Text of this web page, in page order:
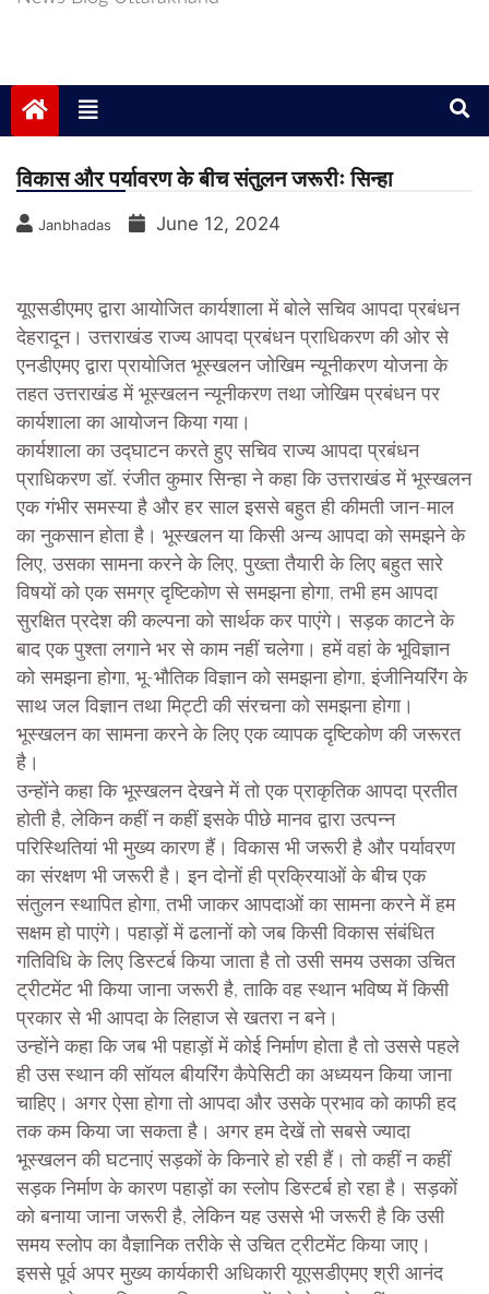
विकास और पर्यावरण के बीच संतुलन जरूरीः सिन्हा
Janbhadas June 12, 2024
यूएसडीएमए द्वारा आयोजित कार्यशाला में बोले सचिव आपदा प्रबंधन
देहरादून। उत्तराखंड राज्य आपदा प्रबंधन प्राधिकरण की ओर से
एनडीएमए द्वारा प्रायोजित भूस्खलन जोखिम न्यूनीकरण योजना के
तहत उत्तराखंड में भूस्खलन न्यूनीकरण तथा जोखिम प्रबंधन पर
कार्यशाला का आयोजन किया गया।
कार्यशाला का उद्घाटन करते हुए सचिव राज्य आपदा प्रबंधन
प्राधिकरण डॉ. रंजीत कुमार सिन्हा ने कहा कि उत्तराखंड में भूस्खलन
एक गंभीर समस्या है और हर साल इससे बहुत ही कीमती जान-माल
का नुकसान होता है। भूस्खलन या किसी अन्य आपदा को समझने के
लिए, उसका सामना करने के लिए, पुख्ता तैयारी के लिए बहुत सारे
विषयों को एक समग्र दृष्टिकोण से समझना होगा, तभी हम आपदा
सुरक्षित प्रदेश की कल्पना को सार्थक कर पाएंगे। सड़क काटने के
बाद एक पुश्ता लगाने भर से काम नहीं चलेगा। हमें वहां के भूविज्ञान
को समझना होगा, भू-भौतिक विज्ञान को समझना होगा, इंजीनियरिंग के
साथ जल विज्ञान तथा मिट्टी की संरचना को समझना होगा।
भूस्खलन का सामना करने के लिए एक व्यापक दृष्टिकोण की जरूरत
है।
उन्होंने कहा कि भूस्खलन देखने में तो एक प्राकृतिक आपदा प्रतीत
होती है, लेकिन कहीं न कहीं इसके पीछे मानव द्वारा उत्पन्न
परिस्थितियां भी मुख्य कारण हैं। विकास भी जरूरी है और पर्यावरण
का संरक्षण भी जरूरी है। इन दोनों ही प्रक्रियाओं के बीच एक
संतुलन स्थापित होगा, तभी जाकर आपदाओं का सामना करने में हम
सक्षम हो पाएंगे। पहाड़ों में ढलानों को जब किसी विकास संबंधित
गतिविधि के लिए डिस्टर्ब किया जाता है तो उसी समय उसका उचित
ट्रीटमेंट भी किया जाना जरूरी है, ताकि वह स्थान भविष्य में किसी
प्रकार से भी आपदा के लिहाज से खतरा न बने।
उन्होंने कहा कि जब भी पहाड़ों में कोई निर्माण होता है तो उससे पहले
ही उस स्थान की सॉयल बीयरिंग कैपेसिटी का अध्ययन किया जाना
चाहिए। अगर ऐसा होगा तो आपदा और उसके प्रभाव को काफी हद
तक कम किया जा सकता है। अगर हम देखें तो सबसे ज्यादा
भूस्खलन की घटनाएं सड़कों के किनारे हो रही हैं। तो कहीं न कहीं
सड़क निर्माण के कारण पहाड़ों का स्लोप डिस्टर्ब हो रहा है। सड़कों
को बनाया जाना जरूरी है, लेकिन यह उससे भी जरूरी है कि उसी
समय स्लोप का वैज्ञानिक तरीके से उचित ट्रीटमेंट किया जाए।
इससे पूर्व अपर मुख्य कार्यकारी अधिकारी यूएसडीएमए श्री आनंद